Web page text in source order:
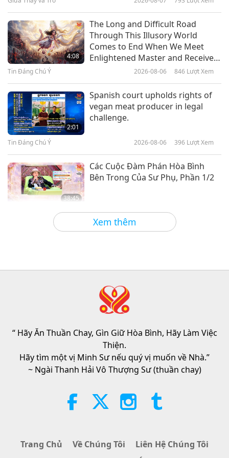
Kỳ Quan Đá Cẩm Thạch: Khám
Phá Kho Báu Ẩn Giấu Của Hồ
General Carrera
La Mosquitia: Thành Phố Bị Mất
Tích và Kho Báu Đa Dạng Sinh
Xem thêm
4:08
The Long and Difficult Road
Through This Illusory World
Comes to End When We Meet
Enlightened Master and Receive
Tin Đáng Chú Ý 2026-08-06 846 Lượt Xem
2:01
Spanish court upholds rights of
vegan meat producer in legal
challenge.
Tin Đáng Chú Ý 2026-08-06 396 Lượt Xem
38:45
Các Cuộc Đàm Phán Hòa Bình
Bên Trong Của Sư Phụ, Phần 1/2
2026-08-06 1067
25:38
“Fast Charge” Is Wonderful Way
Whenever Material World Begins
to Feel Too Imposing
Tin Đáng Chú Ý 2026-08-05 1445Lượt Xem
38:07
Đạo Đức Hồi Giáo Về Nước: Trích
“ Hãy Ăn Thuần Chay, Gìn Giữ Hòa Bình, Hãy Làm Việc
Thiện.
Hãy tìm một vị Minh Sư nếu quý vị muốn về Nhà.”
~ Ngài Thanh Hải Vô Thượng Sư (thuần chay)
Trang Chủ Về Chúng Tôi
Liên Hệ Chúng Tôi